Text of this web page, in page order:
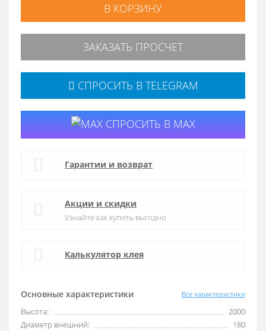
Основные характеристики Все характеристики
Высота:
2000
Диаметр внешний:
180
В КОРЗИНУ
ЗАКАЗАТЬ ПРОСЧЕТ
СПРОСИТЬ В TELEGRAM
СПРОСИТЬ В MAX
Гарантии и возврат
Акции и скидки
Узнайте как купить выгодно
Калькулятор клея